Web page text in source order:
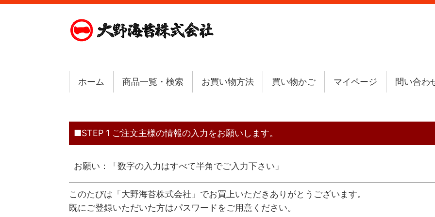
ホーム 商品一覧・検索 お買い物方法 買い物かご マイページ 問い合わ
■STEP 1 ご注文主様の情報の入力をお願いします。
お願い：「数字の入力はすべて半角でご入力下さい」
このたびは「大野海苔株式会社」でお買上いただきありがとうございます。
既にご登録いただいた方はパスワードをご用意ください。